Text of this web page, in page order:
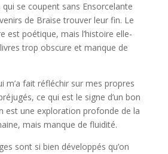
se coupent sans Ensorcelante
de Braise trouver leur fin. Le
est poétique, mais l’histoire elle-
trop obscure et manque de
m’a fait réfléchir sur mes propres
ce qui est le signe d’un bon
est une exploration profonde de la
mais manque de fluidité.
sont si bien développés qu’on